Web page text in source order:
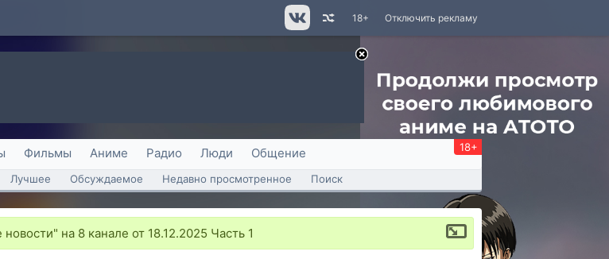
Отключить рекламу
18+
Фильмы Аниме Радио Люди Общение 18+
Лучшее Обсуждаемое Недавно просмотренное Поиск
на 8 канале от 18.12.2025 Часть 1